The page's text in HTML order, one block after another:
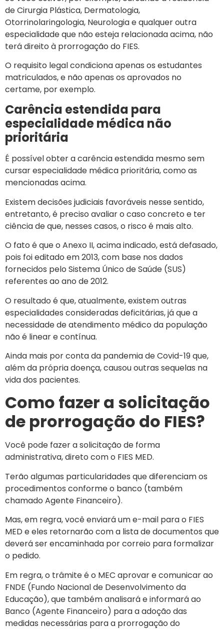
de Cirurgia Plástica, Dermatologia,
Otorrinolaringologia, Neurologia e qualquer outra
especialidade que não esteja relacionada acima, não
terá direito à prorrogação do FIES.
O requisito legal condiciona apenas os estudantes
matriculados, e não apenas os aprovados no
certame, por exemplo.
Carência estendida para
especialidade médica não
prioritária
É possível obter a carência estendida mesmo sem
cursar especialidade médica prioritária, como as
mencionadas acima.
Existem decisões judiciais favoráveis nesse sentido,
entretanto, é preciso avaliar o caso concreto e ter
ciência de que, nesses casos, o risco é mais alto.
O fato é que o Anexo II, acima indicado, está defasado,
pois foi editado em 2013, com base nos dados
fornecidos pelo Sistema Único de Saúde (SUS)
referentes ao ano de 2012.
O resultado é que, atualmente, existem outras
especialidades consideradas deficitárias, já que a
necessidade de atendimento médico da população
não é linear e contínua.
Ainda mais por conta da pandemia de Covid-19 que,
além da própria doença, causou outras sequelas na
vida dos pacientes.
Como fazer a solicitação
de prorrogação do FIES?
Você pode fazer a solicitação de forma
administrativa, direto com o FIES MED.
Terão algumas particularidades que diferenciam os
procedimentos conforme o banco (também
chamado Agente Financeiro).
Mas, em regra, você enviará um e-mail para o FIES
MED e eles retornarão com a lista de documentos que
deverá ser encaminhada por correio para formalizar
o pedido.
Em regra, o trâmite é o MEC aprovar e comunicar ao
FNDE (Fundo Nacional de Desenvolvimento da
Educação), que também analisará e informará ao
Banco (Agente Financeiro) para a adoção das
medidas necessárias para a prorrogação do